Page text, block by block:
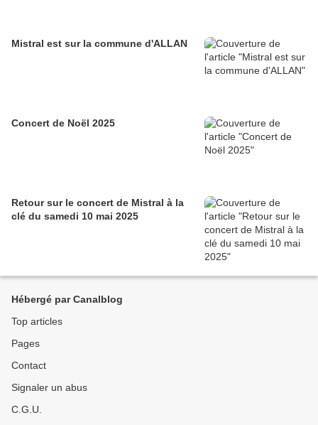
Mistral est sur la commune d'ALLAN
Concert de Noël 2025
Retour sur le concert de Mistral à la
clé du samedi 10 mai 2025
Hébergé par Canalblog
Top articles
Pages
Contact
Signaler un abus
C.G.U.